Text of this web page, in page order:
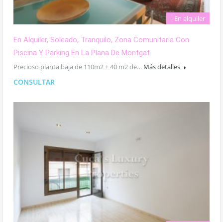
- En alquiler
En Alquiler, Soleado, Tranquilo, Zona Comunitaria Con
Piscina Y Parking En La Plana De Montgat
Precioso planta baja de 110m2 + 40 m2 de… Más detalles
CONSULTAR